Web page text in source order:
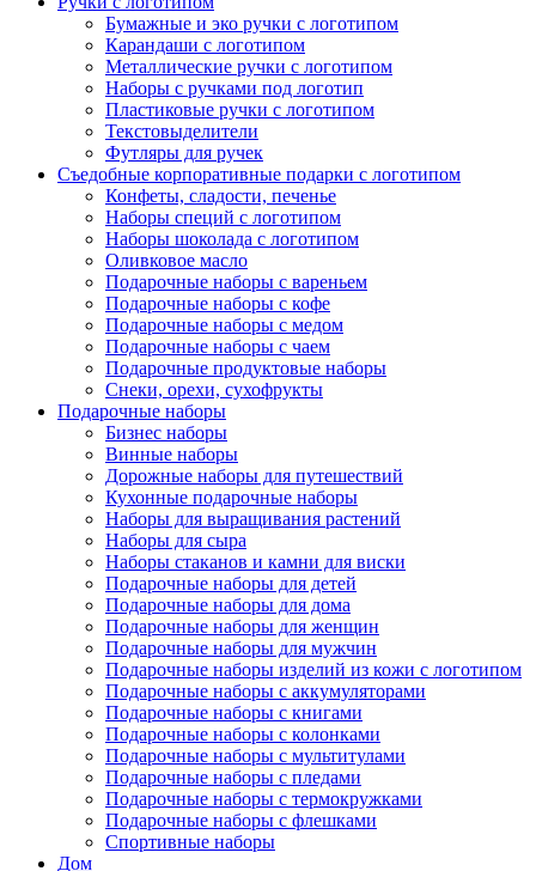
Бумажные и эко ручки с логотипом
Карандаши с логотипом
Металлические ручки с логотипом
Наборы с ручками под логотип
Пластиковые ручки с логотипом
Текстовыделители
Футляры для ручек
Съедобные корпоративные подарки с логотипом
Конфеты, сладости, печенье
Наборы специй с логотипом
Наборы шоколада с логотипом
Оливковое масло
Подарочные наборы с вареньем
Подарочные наборы с кофе
Подарочные наборы с медом
Подарочные наборы с чаем
Подарочные продуктовые наборы
Снеки, орехи, сухофрукты
Подарочные наборы
Бизнес наборы
Винные наборы
Дорожные наборы для путешествий
Кухонные подарочные наборы
Наборы для выращивания растений
Наборы для сыра
Наборы стаканов и камни для виски
Подарочные наборы для детей
Подарочные наборы для дома
Подарочные наборы для женщин
Подарочные наборы для мужчин
Подарочные наборы изделий из кожи с логотипом
Подарочные наборы с аккумуляторами
Подарочные наборы с книгами
Подарочные наборы с колонками
Подарочные наборы с мультитулами
Подарочные наборы с пледами
Подарочные наборы с термокружками
Подарочные наборы с флешками
Спортивные наборы
Дом